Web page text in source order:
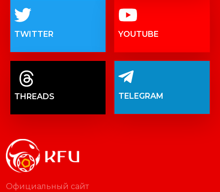
TWITTER YOUTUBE
THREADS TELEGRAM
Официальный сайт